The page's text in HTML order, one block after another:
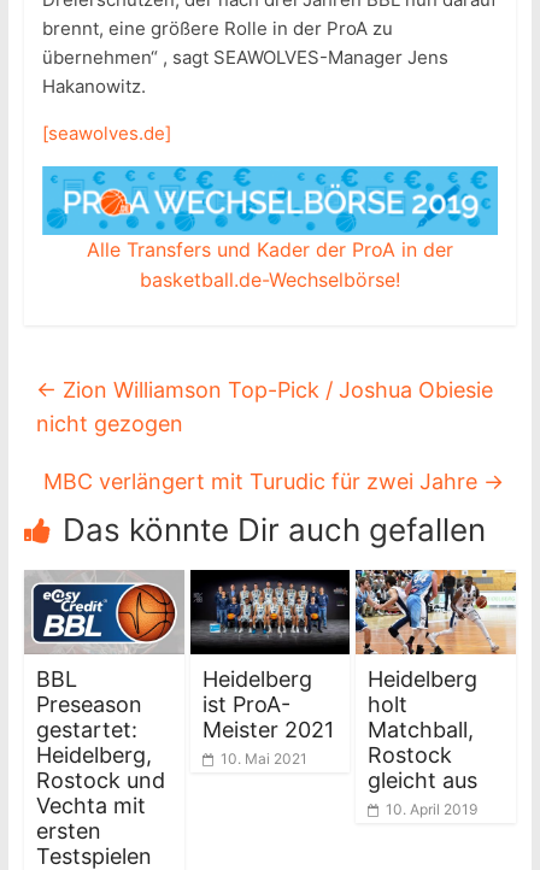
brennt, eine größere Rolle in der ProA zu
übernehmen“ , sagt SEAWOLVES-Manager Jens
Hakanowitz.
[seawolves.de]
Alle Transfers und Kader der ProA in der
basketball.de-Wechselbörse!
← Zion Williamson Top-Pick / Joshua Obiesie
nicht gezogen
MBC verlängert mit Turudic für zwei Jahre →
Das könnte Dir auch gefallen
BBL
Preseason
gestartet:
Heidelberg,
Rostock und
Vechta mit
ersten
Testspielen
Heidelberg
ist ProA-
Meister 2021
10. Mai 2021
Heidelberg
holt
Matchball,
Rostock
gleicht aus
10. April 2019